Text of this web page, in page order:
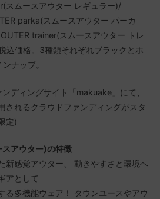
スムースアウター レギュラー)/
parka(スムースアウター パーカ
trainer(スムースアウター トレ
込価格。3種類それぞれブラックとホ
ナップ。
ディングサイト「makuake」にて、
されるクラウドファンディングがスタ
定)
アウター)の特徴
新感覚アウター、 動きやすさと環境へ
アとして
る多機能ウェア！ タウンユースやアウ